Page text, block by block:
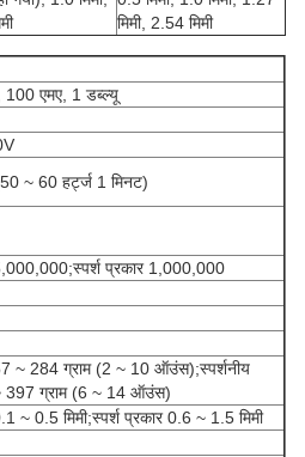
मिमी, 2.54 मिमी
100 एमए, 1 डब्ल्यू
~ 60 हर्ट्ज 1 मिनट)
प्रकार 1,000,000
~ 284 ग्राम (2 ~ 10 ऑउंस);स्पर्शनीय
397 ग्राम (6 ~ 14 ऑउंस)
~ 0.5 मिमी;स्पर्श प्रकार 0.6 ~ 1.5 मिमी